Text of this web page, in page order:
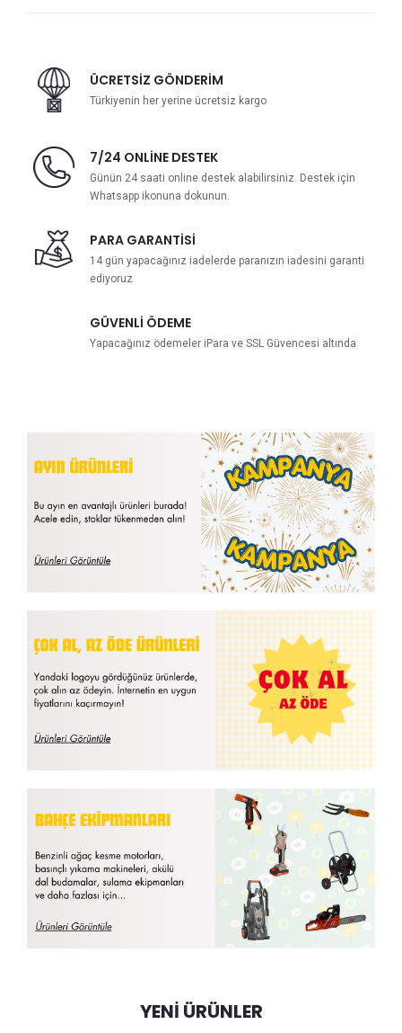
ÜCRETSIZ GÖNDERIM
Türkiyenin her yerine ücretsiz kargo
7/24 ONLINE DESTEK
Günün 24 saati online destek alabilirsiniz. Destek için
Whatsapp ikonuna dokunun.
PARA GARANTISI
14 gün yapacağınız iadelerde paranızın iadesini garanti
ediyoruz
GÜVENLI ÖDEME
Yapacağınız ödemeler iPara ve SSL Güvencesi altında
YENI ÜRÜNLER